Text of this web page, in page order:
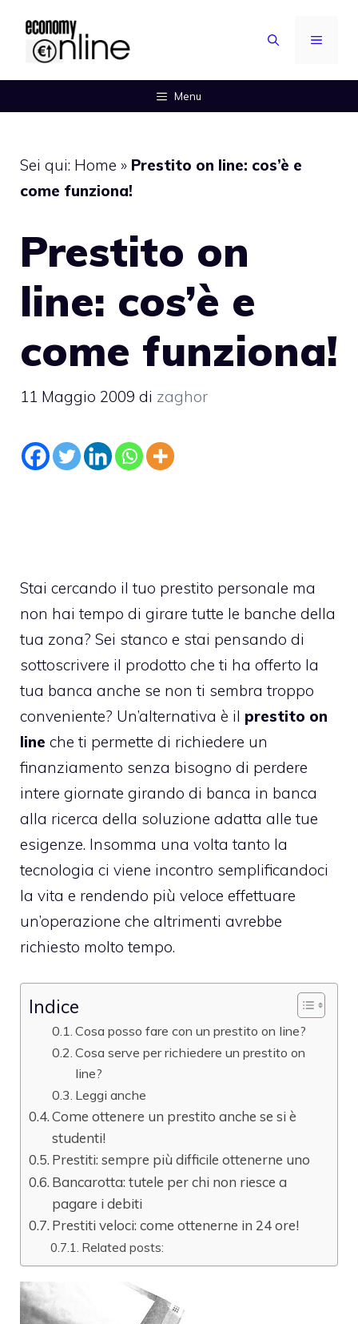
contenuto
MENU
Menu
Sei qui: Home » Prestito on line: cos’è e
come funziona!
Prestito on
line: cos’è e
come funziona!
11 Maggio 2009 di zaghor
Stai cercando il tuo prestito personale ma
non hai tempo di girare tutte le banche della
tua zona? Sei stanco e stai pensando di
sottoscrivere il prodotto che ti ha offerto la
tua banca anche se non ti sembra troppo
conveniente? Un’alternativa è il prestito on
line che ti permette di richiedere un
finanziamento senza bisogno di perdere
intere giornate girando di banca in banca
alla ricerca della soluzione adatta alle tue
esigenze. Insomma una volta tanto la
tecnologia ci viene incontro semplificandoci
la vita e rendendo più veloce effettuare
un’operazione che altrimenti avrebbe
richiesto molto tempo.
Indice
Cosa posso fare con un prestito on line?
Cosa serve per richiedere un prestito on
line?
Leggi anche
Come ottenere un prestito anche se si è
studenti!
Prestiti: sempre più difficile ottenerne uno
Bancarotta: tutele per chi non riesce a
pagare i debiti
Prestiti veloci: come ottenerne in 24 ore!
Related posts: